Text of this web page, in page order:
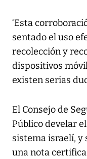
‘Esta
sentado el uso
recolección y
dispositivos
existen serias
El Consejo de
Público develar
sistema israelí, y
una nota